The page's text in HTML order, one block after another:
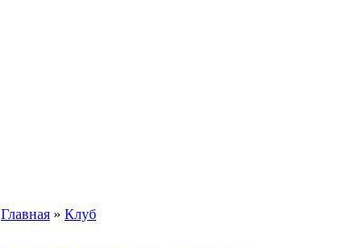
Главная » Клуб